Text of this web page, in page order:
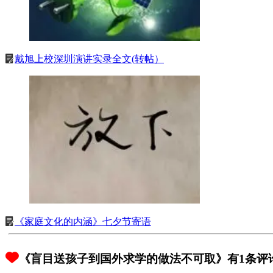
《盲目送孩子到国外求学的做法不可取》有1条评
戴旭上校深圳演讲实录全文(转帖）
《家庭文化的内涵》七夕节寄语